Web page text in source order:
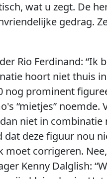
wat u zegt. De
gedrag.
Rio Ferdinand:
hoort niet thuis
nog prominent
“mietjes” noemde.
niet in
deze figuur nou
corrigeren.
Kenny Dalglish: